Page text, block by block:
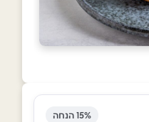
15% הנחה